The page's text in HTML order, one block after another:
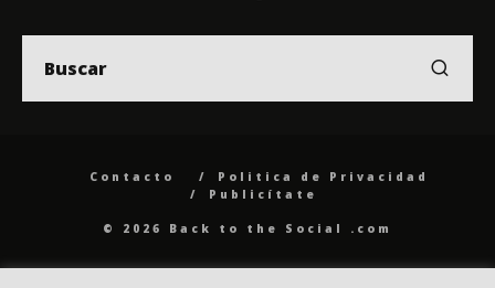
Contacto
Politica de Privacidad
Publicítate
© 2026 Back to the Social .com